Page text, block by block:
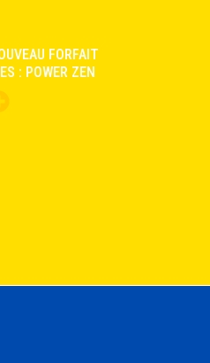
FORFAIT
: POWER ZEN